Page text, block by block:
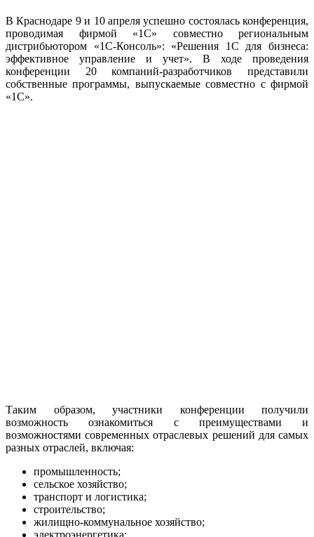
В Краснодаре 9 и 10 апреля успешно состоялась конференция,
проводимая фирмой «1С» совместно региональным
дистрибьютором «1С-Консоль»: «Решения 1С для бизнеса:
эффективное управление и учет». В ходе проведения
конференции 20 компаний-разработчиков представили
собственные программы, выпускаемые совместно с фирмой
«1С».
Таким образом, участники конференции получили
возможность ознакомиться с преимуществами и
возможностями современных отраслевых решений для самых
разных отраслей, включая:
промышленность;
сельское хозяйство;
транспорт и логистика;
строительство;
жилищно-коммунальное хозяйство;
электроэнергетика;